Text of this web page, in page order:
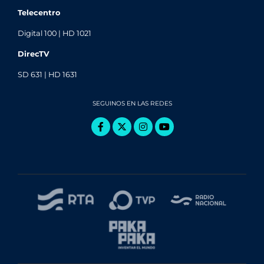
Telecentro
Digital 100 | HD 1021
DirecTV
SD 631 | HD 1631
SEGUINOS EN LAS REDES